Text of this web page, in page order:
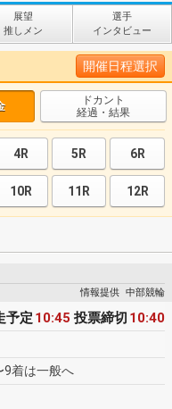
展望
推しメン
選手
インタビュー
開催日程選択
ドカント
経過・結果
4R 5R 6R
10R 11R 12R
情報提供 中部競輪
予定 10:45 投票締切 10:40
9着は一般へ